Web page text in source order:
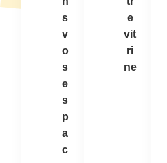
s
v
o
s
e
s
p
a
c
e
vit
ri
ne